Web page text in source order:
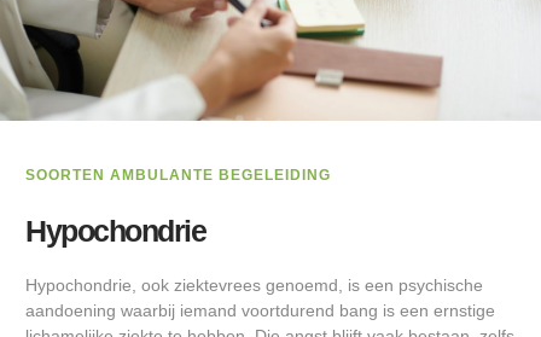
SOORTEN AMBULANTE BEGELEIDING
Hypochondrie
Hypochondrie, ook ziektevrees genoemd, is een psychische
aandoening waarbij iemand voortdurend bang is een ernstige